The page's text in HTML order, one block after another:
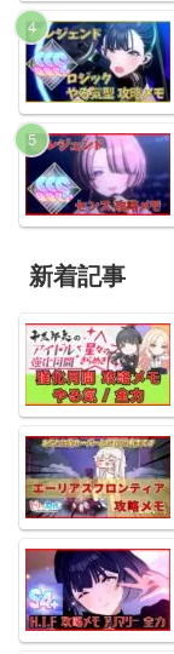
新着記事